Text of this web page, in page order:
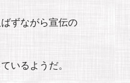
ずながら宣伝の
いるようだ。